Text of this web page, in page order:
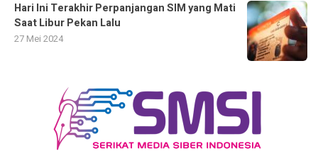
Hari Ini Terakhir Perpanjangan SIM yang Mati
Saat Libur Pekan Lalu
27 Mei 2024